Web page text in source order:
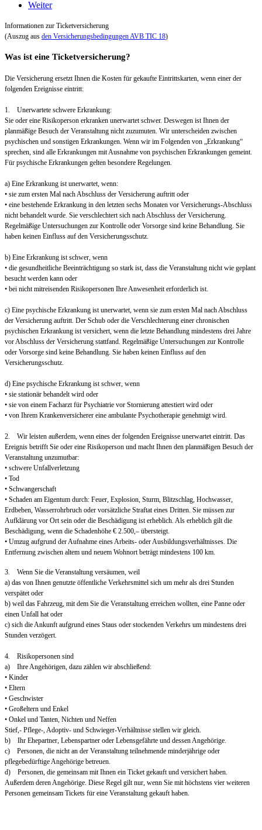
Weiter
Informationen zur Ticketversicherung
(Auszug aus den Versicherungsbedingungen AVB TIC 18)
Was ist eine Ticketversicherung?
Die Versicherung ersetzt Ihnen die Kosten für gekaufte Eintrittskarten, wenn einer der
folgenden Ereignisse eintritt:
1. Unerwartete schwere Erkrankung:
Sie oder eine Risikoperson erkranken unerwartet schwer. Deswegen ist Ihnen der
planmäßige Besuch der Veranstaltung nicht zuzumuten. Wir unterscheiden zwischen
psychischen und sonstigen Erkrankungen. Wenn wir im Folgenden von „Erkrankung“
sprechen, sind alle Erkrankungen mit Ausnahme von psychischen Erkrankungen gemeint.
Für psychische Erkrankungen gelten besondere Regelungen.
a) Eine Erkrankung ist unerwartet, wenn:
• sie zum ersten Mal nach Abschluss der Versicherung auftritt oder
• eine bestehende Erkrankung in den letzten sechs Monaten vor Versicherungs-Abschluss
nicht behandelt wurde. Sie verschlechtert sich nach Abschluss der Versicherung.
Regelmäßige Untersuchungen zur Kontrolle oder Vorsorge sind keine Behandlung. Sie
haben keinen Einfluss auf den Versicherungsschutz.
b) Eine Erkrankung ist schwer, wenn
• die gesundheitliche Beeinträchtigung so stark ist, dass die Veranstaltung nicht wie geplant
besucht werden kann oder
• bei nicht mitreisenden Risikopersonen Ihre Anwesenheit erforderlich ist.
c) Eine psychische Erkrankung ist unerwartet, wenn sie zum ersten Mal nach Abschluss
der Versicherung auftritt. Der Schub oder die Verschlechterung einer chronischen
psychischen Erkrankung ist versichert, wenn die letzte Behandlung mindestens drei Jahre
vor Abschluss der Versicherung stattfand. Regelmäßige Untersuchungen zur Kontrolle
oder Vorsorge sind keine Behandlung. Sie haben keinen Einfluss auf den
Versicherungsschutz.
d) Eine psychische Erkrankung ist schwer, wenn
• sie stationär behandelt wird oder
• sie von einem Facharzt für Psychiatrie vor Stornierung attestiert wird oder
• von Ihrem Krankenversicherer eine ambulante Psychotherapie genehmigt wird.
2. Wir leisten außerdem, wenn eines der folgenden Ereignisse unerwartet eintritt. Das
Ereignis betrifft Sie oder eine Risikoperson und macht Ihnen den planmäßigen Besuch der
Veranstaltung unzumutbar:
• schwere Unfallverletzung
• Tod
• Schwangerschaft
• Schaden am Eigentum durch: Feuer, Explosion, Sturm, Blitzschlag, Hochwasser,
Erdbeben, Wasserrohrbruch oder vorsätzliche Straftat eines Dritten. Sie müssen zur
Aufklärung vor Ort sein oder die Beschädigung ist erheblich. Als erheblich gilt die
Beschädigung, wenn die Schadenhöhe € 2.500,– übersteigt.
• Umzug aufgrund der Aufnahme eines Arbeits- oder Ausbildungsverhältnisses. Die
Entfernung zwischen altem und neuem Wohnort beträgt mindestens 100 km.
3. Wenn Sie die Veranstaltung versäumen, weil
a) das von Ihnen genutzte öffentliche Verkehrsmittel sich um mehr als drei Stunden
verspätet oder
b) weil das Fahrzeug, mit dem Sie die Veranstaltung erreichen wollten, eine Panne oder
einen Unfall hat oder
c) sich die Ankunft aufgrund eines Staus oder stockenden Verkehrs um mindestens drei
Stunden verzögert.
4. Risikopersonen sind
a) Ihre Angehörigen, dazu zählen wir abschließend:
• Kinder
• Eltern
• Geschwister
• Großeltern und Enkel
• Onkel und Tanten, Nichten und Neffen
Stief,- Pflege-, Adoptiv- und Schwieger-Verhältnisse stellen wir gleich.
b) Ihr Ehepartner, Lebenspartner oder Lebensgefährte und dessen Angehörige.
c) Personen, die nicht an der Veranstaltung teilnehmende minderjährige oder
pflegebedürftige Angehörige betreuen.
d) Personen, die gemeinsam mit Ihnen ein Ticket gekauft und versichert haben.
Außerdem deren Angehörige. Diese Regel gilt nur, wenn Sie mit höchstens vier weiteren
Personen gemeinsam Tickets für eine Veranstaltung gekauft haben.